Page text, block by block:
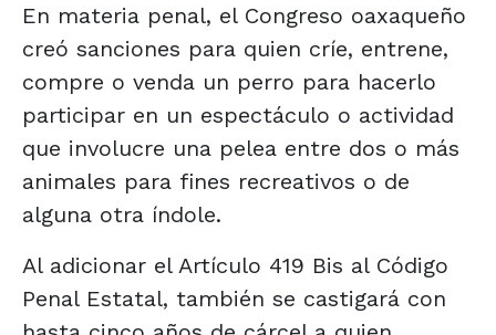
En materia penal, el Congreso oaxaqueño
creó sanciones para quien críe, entrene,
compre o venda un perro para hacerlo
participar en un espectáculo o actividad
que involucre una pelea entre dos o más
animales para fines recreativos o de
alguna otra índole.
Al adicionar el Artículo 419 Bis al Código
Penal Estatal, también se castigará con